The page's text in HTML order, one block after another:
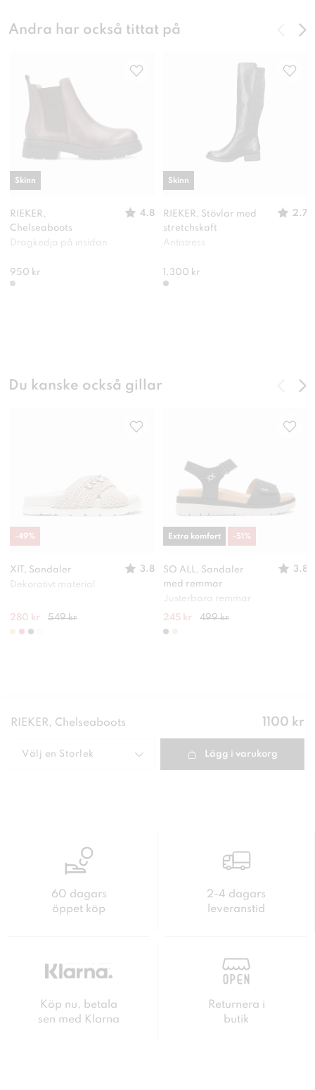
Andra har också tittat på
RIEKER,
Chelseaboots
4.8
Dragkedja på insidan
950 kr
Skinn
RIEKER, Stövlar med
stretchskaft
2.7
Antistress
1.300 kr
Skinn
Du kanske också gillar
XIT, Sandaler
3.8
Dekorativt material
280 kr 549 kr
-49%
SO ALL, Sandaler
med remmar
3.8
Justerbara remmar
245 kr 499 kr
Extra komfort -51 %
RIEKER, Chelseaboots Pris:
1100 kr
Välj en Storlek Lägg i varukorg
60 dagars
öppet köp
2-4 dagars
leveranstid
Köp nu, betala
sen med Klarna
Returnera i
butik